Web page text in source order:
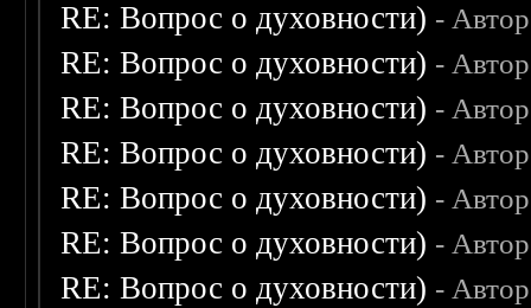
RE: Вопрос о духовности) -
RE: Вопрос о духовности) -
RE: Вопрос о духовности) -
RE: Вопрос о духовности) -
RE: Вопрос о духовности) -
RE: Вопрос о духовности) -
RE: Вопрос о духовности) -